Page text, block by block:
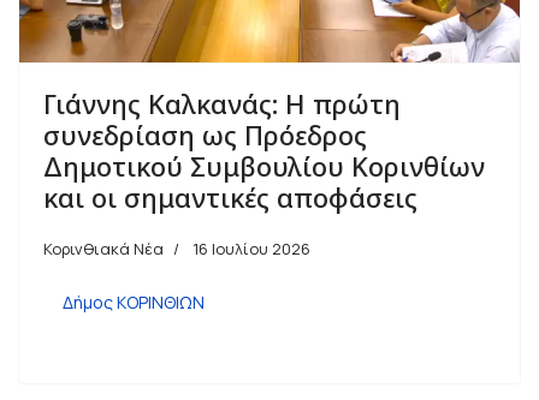
Γιάννης Καλκανάς: Η πρώτη
συνεδρίαση ως Πρόεδρος
Δημοτικού Συμβουλίου Κορινθίων
και οι σημαντικές αποφάσεις
Κορινθιακά Νέα 16 Ιουλίου 2026
Δήμος ΚΟΡΙΝΘΙΩΝ